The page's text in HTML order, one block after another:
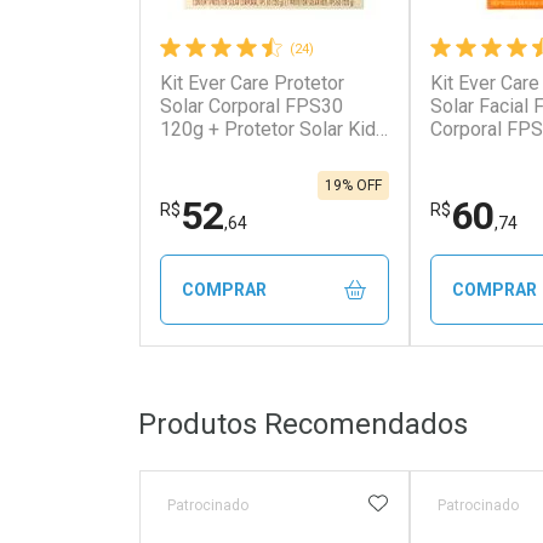
Ativar Desconto
Por R$ 192,90/cada
Por R$ 192,90/cada
Ativar
Por R$
Por R$
(24)
Kit Ever Care Protetor
Solar Corporal FPS30
120g + Protetor Solar Kids
R$52,64
19% OFF
COMPRAR
Laboratório
Por Menos
Kit Ever
Solar Facial
Corporal
R$60,74
COMPRAR
Por
Produtos Recomendados
Patrocinado ADICIONAR AOS
Patrocinado